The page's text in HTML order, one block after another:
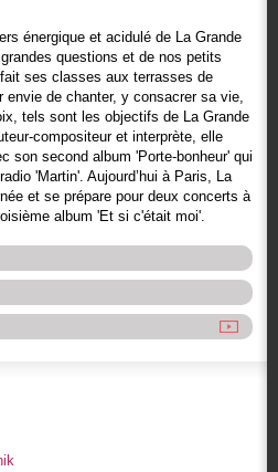
énergique et acidulé de La Grande
questions et de nos petits
ses classes aux terrasses de
envie de chanter, y consacrer sa vie,
tels sont les objectifs de La Grande
compositeur et interprète, elle
son second album 'Porte-bonheur' qui
'Martin'. Aujourd’hui à Paris, La
et se prépare pour deux concerts à
album 'Et si c'était moi'.